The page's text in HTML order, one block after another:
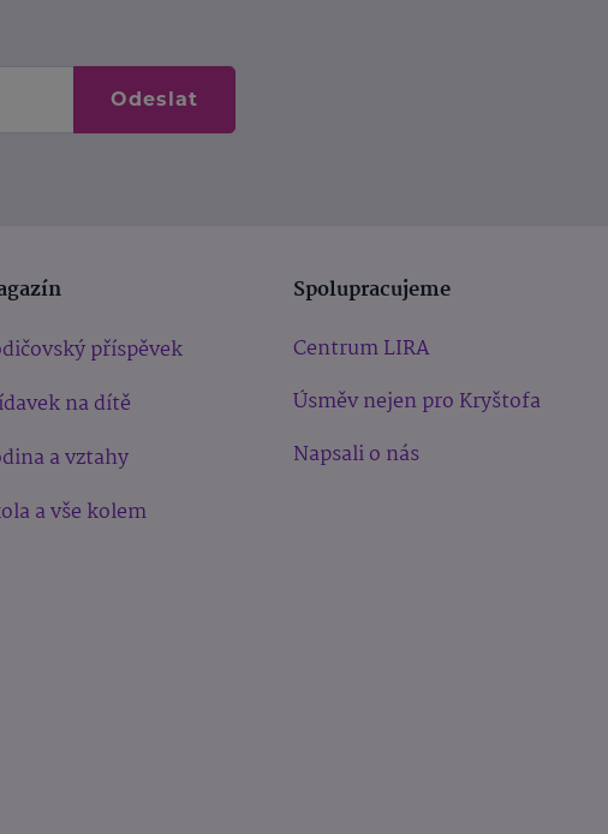
Odeslat
příspěvek
na dítě
a vztahy
a vše kolem
Spolupracujeme
Centrum LIRA
Úsměv nejen pro Kryštofa
Napsali o nás